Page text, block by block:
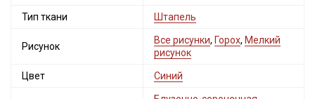
Тип ткани Штапель
Рисунок
Все рисунки, Горох, Мелкий
рисунок
Цвет Синий